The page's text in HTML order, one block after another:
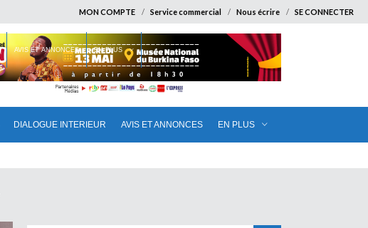
MON COMPTE Service commercial Nous écrire SE CONNECTER
DIALOGUE INTERIEUR AVIS ET ANNONCES EN PLUS
AVIS ET ANNONCES EN PLUS